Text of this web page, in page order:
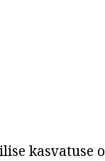
kasvatuse